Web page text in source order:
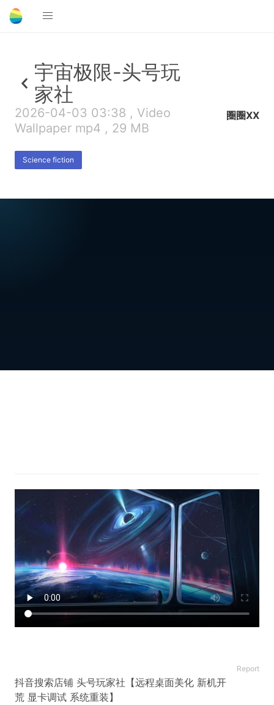
宇宙极限-头号玩
家社
2026-04-03 03:38 , Video
Wallpaper mp4 , 29 MB
Science fiction
圈圈XX
Report
抖音搜索店铺 头号玩家社【远程桌面美化 新机开